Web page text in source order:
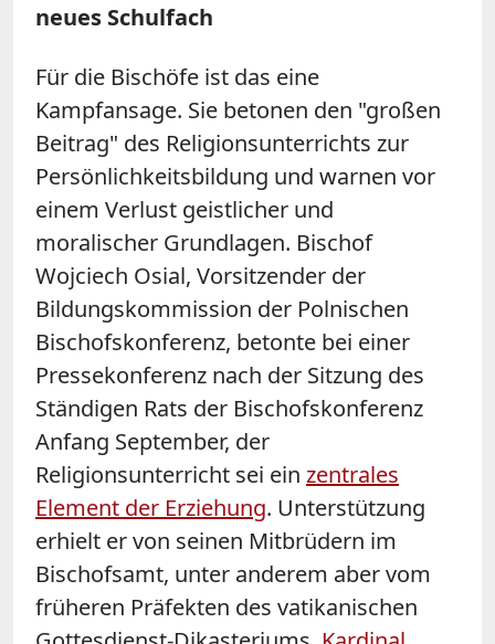
neues Schulfach
Für die Bischöfe ist das eine
Kampfansage. Sie betonen den "großen
Beitrag" des Religionsunterrichts zur
Persönlichkeitsbildung und warnen vor
einem Verlust geistlicher und
moralischer Grundlagen. Bischof
Wojciech Osial, Vorsitzender der
Bildungskommission der Polnischen
Bischofskonferenz, betonte bei einer
Pressekonferenz nach der Sitzung des
Ständigen Rats der Bischofskonferenz
Anfang September, der
Religionsunterricht sei ein zentrales
Element der Erziehung. Unterstützung
erhielt er von seinen Mitbrüdern im
Bischofsamt, unter anderem aber vom
früheren Präfekten des vatikanischen